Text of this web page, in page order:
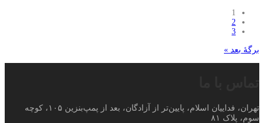
1
2
3
برگهٔ بعد »
تهران، فداییان اسلام، پایین‌تر از آزادگان، بعد از پمپ‌بنزین ۱۰۵، کوچه
سوم، پلاک ۸۱